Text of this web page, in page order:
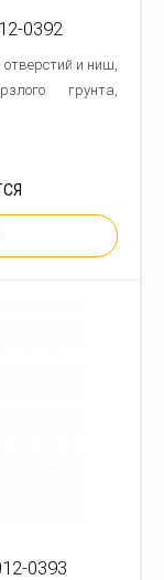
0392
и ниш,
грунта,
0393